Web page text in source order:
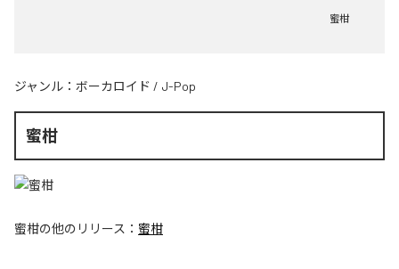
蜜柑
ジャンル： ボーカロイド / J-Pop
蜜柑
蜜柑の他のリリース： 蜜柑